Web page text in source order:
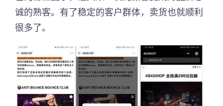
诚的熟客。有了稳定的客户群体，卖货也就顺利
很多了。